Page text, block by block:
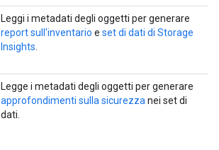
Leggi i metadati degli oggetti per generare
report sull'inventario e set di dati di Storage
Insights
Legge i metadati degli oggetti per generare
approfondimenti sulla sicurezza nei set di
dati.